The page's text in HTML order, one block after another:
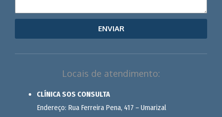
ENVIAR
Locais de atendimento:
CLÍNICA SOS CONSULTA
Endereço: Rua Ferreira Pena, 417 – Umarizal